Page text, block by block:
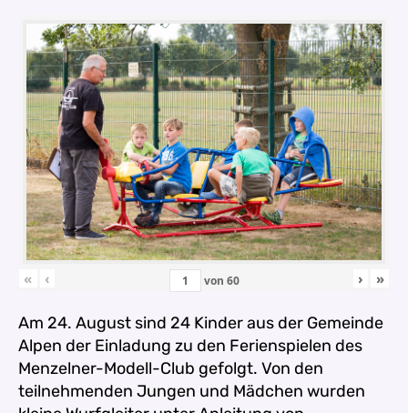
« ‹ von 60 › »
Am 24. August sind 24 Kinder aus der Gemeinde
Alpen der Einladung zu den Ferienspielen des
Menzelner-Modell-Club gefolgt. Von den
teilnehmenden Jungen und Mädchen wurden